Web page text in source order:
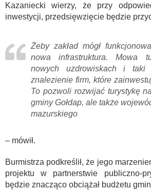
Kazaniecki wierzy, że przy
inwestycji, przedsięwzięcie będzie
Żeby zakład mógł
nowa infrastruktura. Mowa
nowych uzdrowiskach i
znalezienie firm, które
To pozwoli rozwijać turystykę
gminy Gołdap, ale także
mazurskiego
– mówił.
Burmistrza podkreślił, że jego
projektu w partnerstwie publiczno-
będzie znacząco obciążał budżetu